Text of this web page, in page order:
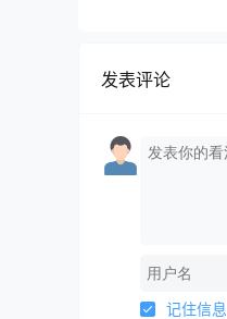
发表评论
记住信息